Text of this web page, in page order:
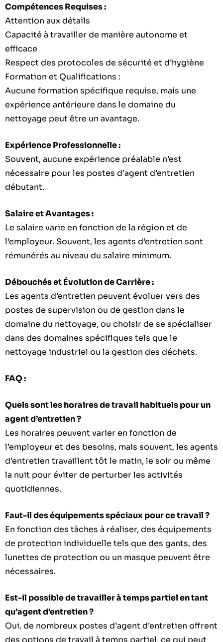
Compétences Requises :
Attention aux détails
Capacité à travailler de manière autonome et
efficace
Respect des protocoles de sécurité et d’hygiène
Formation et Qualifications :
Aucune formation spécifique requise, mais une
expérience antérieure dans le domaine du
nettoyage peut être un avantage.
Expérience Professionnelle :
Souvent, aucune expérience préalable n’est
nécessaire pour les postes d’agent d’entretien
débutant.
Salaire et Avantages :
Le salaire varie en fonction de la région et de
l’employeur. Souvent, les agents d’entretien sont
rémunérés au niveau du salaire minimum.
Débouchés et Évolution de Carrière :
Les agents d’entretien peuvent évoluer vers des
postes de supervision ou de gestion dans le
domaine du nettoyage, ou choisir de se spécialiser
dans des domaines spécifiques tels que le
nettoyage industriel ou la gestion des déchets.
FAQ :
Quels sont les horaires de travail habituels pour un
agent d’entretien ?
Les horaires peuvent varier en fonction de
l’employeur et des besoins, mais souvent, les agents
d’entretien travaillent tôt le matin, le soir ou même
la nuit pour éviter de perturber les activités
quotidiennes.
Faut-il des équipements spéciaux pour ce travail ?
En fonction des tâches à réaliser, des équipements
de protection individuelle tels que des gants, des
lunettes de protection ou un masque peuvent être
nécessaires.
Est-il possible de travailler à temps partiel en tant
qu’agent d’entretien ?
Oui, de nombreux postes d’agent d’entretien offrent
des options de travail à temps partiel, ce qui peut